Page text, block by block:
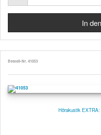
Bestell-Nr. 41053
Hörakustik EXTRA: